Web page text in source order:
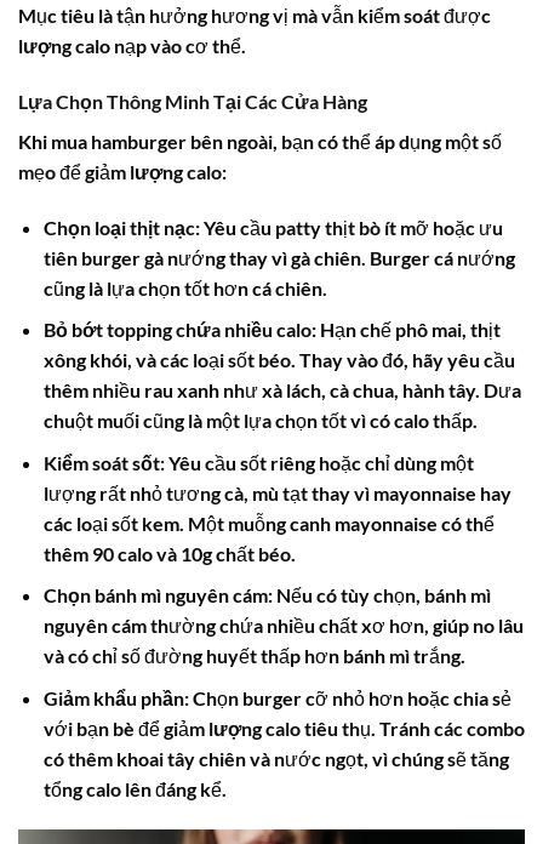
Mục tiêu là tận hưởng hương vị mà vẫn kiểm soát được
lượng calo nạp vào cơ thể.
Lựa Chọn Thông Minh Tại Các Cửa Hàng
Khi mua hamburger bên ngoài, bạn có thể áp dụng một số
mẹo để giảm lượng calo:
Chọn loại thịt nạc: Yêu cầu patty thịt bò ít mỡ hoặc ưu
tiên burger gà nướng thay vì gà chiên. Burger cá nướng
cũng là lựa chọn tốt hơn cá chiên.
Bỏ bớt topping chứa nhiều calo: Hạn chế phô mai, thịt
xông khói, và các loại sốt béo. Thay vào đó, hãy yêu cầu
thêm nhiều rau xanh như xà lách, cà chua, hành tây. Dưa
chuột muối cũng là một lựa chọn tốt vì cócalothấp.
Kiểm soát sốt: Yêu cầu sốt riêng hoặc chỉ dùng một
lượng rất nhỏ tương cà, mù tạt thay vì mayonnaise hay
các loại sốt kem. Một muỗng canh mayonnaise có thể
thêm 90 calo và 10g chất béo.
Chọn bánh mì nguyên cám: Nếu có tùy chọn, bánh mì
nguyên cám thường chứa nhiều chất xơ hơn, giúp no lâu
và có chỉ số đường huyết thấp hơn bánh mì trắng.
Giảm khẩu phần: Chọn burger cỡ nhỏ hơn hoặc chia sẻ
với bạn bè để giảm lượng calotiêu thụ. Tránh các combo
có thêm khoai tây chiên và nước ngọt, vì chúng sẽ tăng
tổngcalolên đáng kể.